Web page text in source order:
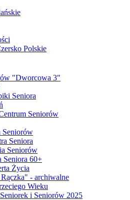
Polskie
"Dworcowa 3"
Seniora
Seniorów
Seniorów
Seniora
Seniorów
Seniora 60+
Życia
- archiwalne
Wieku
i Seniorów 2025